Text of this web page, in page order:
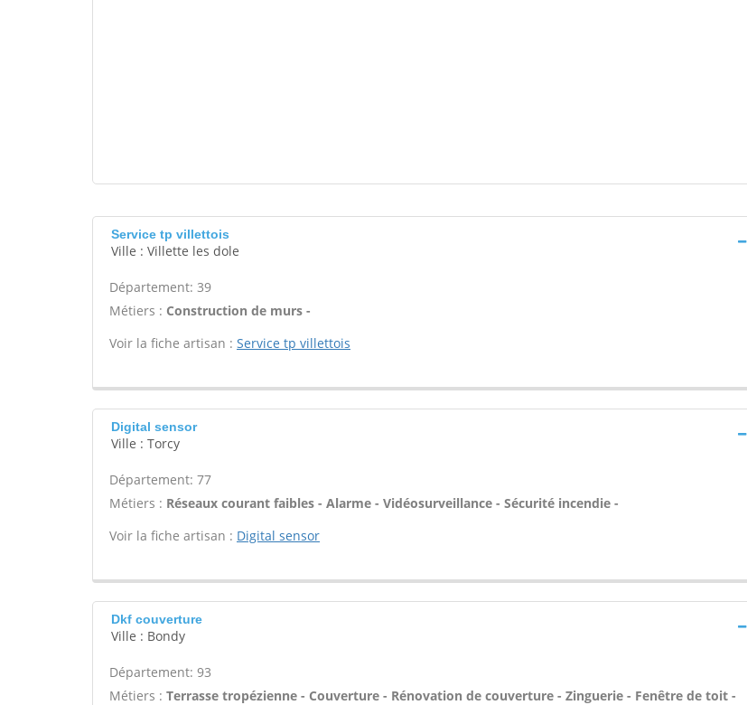
Service tp villettois
Ville : Villette les dole
Département: 39
Métiers : Construction de murs -
Voir la fiche artisan : Service tp villettois
Digital sensor
Ville : Torcy
Département: 77
Métiers : Réseaux courant faibles - Alarme - Vidéosurveillance - Sécurité incendie -
Voir la fiche artisan : Digital sensor
Dkf couverture
Ville : Bondy
Département: 93
Métiers : Terrasse tropézienne - Couverture - Rénovation de couverture - Zinguerie - Fenêtre de toit -